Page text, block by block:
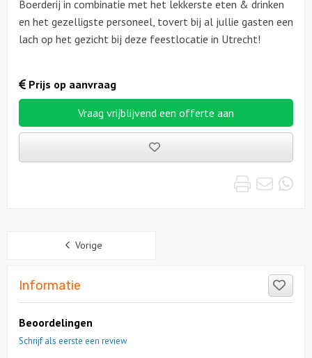
Boerderij in combinatie met het lekkerste eten & drinken
en het gezelligste personeel, tovert bij al jullie gasten een
lach op het gezicht bij deze feestlocatie in Utrecht!
Vraag vrijblijvend een offerte aan
uitjes
Prijs op aanvraag
Print
Vorige
Informatie
Beoordelingen
Schrijf als eerste een review